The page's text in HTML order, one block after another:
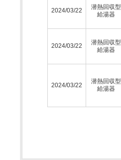
2024/03/22
潜熱回収型
給湯器
2024/03/22
潜熱回収型
給湯器
2024/03/22
潜熱回収型
給湯器